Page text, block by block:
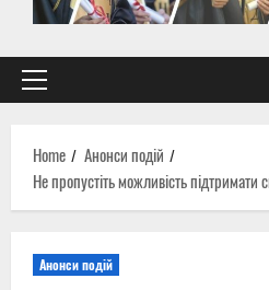
Primary
Home
Анонси подій
Не пропустіть можливість підтримати
Анонси подій